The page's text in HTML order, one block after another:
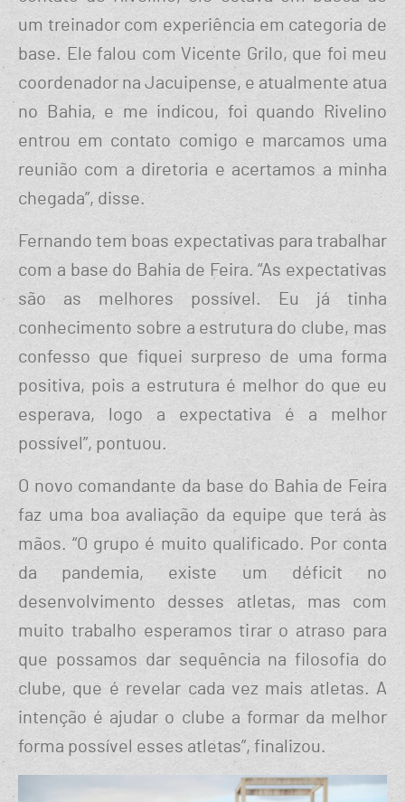
um treinador com experiência em categoria de
base. Ele falou com Vicente Grilo, que foi meu
coordenador na Jacuipense, e atualmente atua
no Bahia, e me indicou, foi quando Rivelino
entrou em contato comigo e marcamos uma
reunião com a diretoria e acertamos a minha
chegada”, disse.
Fernando tem boas expectativas para trabalhar
com a base do Bahia de Feira. “As expectativas
são as melhores possível. Eu já tinha
conhecimento sobre a estrutura do clube, mas
confesso que fiquei surpreso de uma forma
positiva, pois a estrutura é melhor do que eu
esperava, logo a expectativa é a melhor
possível”, pontuou.
O novo comandante da base do Bahia de Feira
faz uma boa avaliação da equipe que terá às
mãos. “O grupo é muito qualificado. Por conta
da pandemia, existe um déficit no
desenvolvimento desses atletas, mas com
muito trabalho esperamos tirar o atraso para
que possamos dar sequência na filosofia do
clube, que é revelar cada vez mais atletas. A
intenção é ajudar o clube a formar da melhor
forma possível esses atletas”, finalizou.